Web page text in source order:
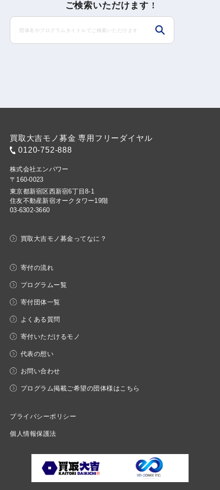
ご検索いただけます !
買取大吉モノ募金 専用フリーダイヤル
0120-752-888
株式会社エンパワー
〒160-0023
東京都新宿区西新宿6丁目8-1
住友不動産新宿オークタワー19階
03-6302-3660
買取大吉モノ募金ってなに？
寄付の流れ
プログラムー覧
寄付団体一覧
よくある質問
寄付いただけるモノ
代表の想い
お問い合わせ
プログラム掲載ご希望の団体様はこちら
プライバシーポリシー
個人情報保護法